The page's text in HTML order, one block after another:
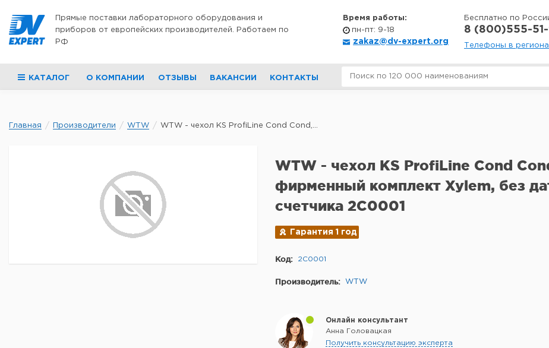
Прямые поставки лабораторного оборудования и
приборов от европейских производителей. Работаем по
РФ
Время работы:
пн-пт: 9-18
zakaz@dv-expert.org
Бесплатно по
8 (800)555-
Телефоны в
КАТАЛОГ О КОМПАНИИ ОТЗЫВЫ ВАКАНСИИ КОНТАКТЫ
Главная Производители WTW WTW - чехол KS ProfiLine Cond Cond,...
WTW - чехол KS ProfiLine Cond
фирменный комплект Xylem, без
счетчика 2C0001
Гарантия 1 год
Код: 2C0001
Производитель: WTW
Онлайн консультант
Анна Головацкая
Получить консультацию эксперта